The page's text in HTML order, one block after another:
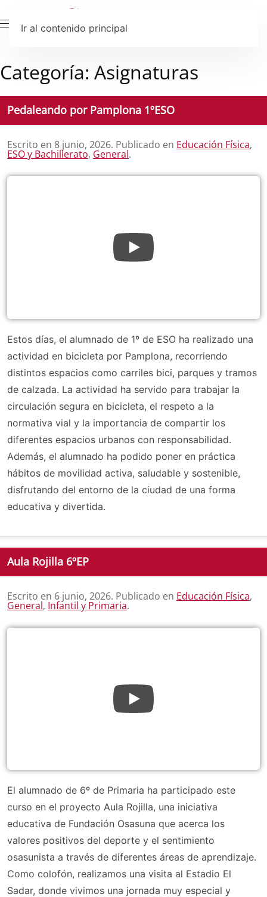
Ir al contenido principal
Categoría: Asignaturas
Pedaleando por Pamplona 1ºESO
Escrito en 8 junio, 2026. Publicado en Educación Física,
ESO y Bachillerato, General.
Estos días, el alumnado de 1º de ESO ha realizado una
actividad en bicicleta por Pamplona, recorriendo
distintos espacios como carriles bici, parques y tramos
de calzada. La actividad ha servido para trabajar la
circulación segura en bicicleta, el respeto a la
normativa vial y la importancia de compartir los
diferentes espacios urbanos con responsabilidad.
Además, el alumnado ha podido poner en práctica
hábitos de movilidad activa, saludable y sostenible,
disfrutando del entorno de la ciudad de una forma
educativa y divertida.
Aula Rojilla 6ºEP
Escrito en 6 junio, 2026. Publicado en Educación Física,
General, Infantil y Primaria.
El alumnado de 6º de Primaria ha participado este
curso en el proyecto Aula Rojilla, una iniciativa
educativa de Fundación Osasuna que acerca los
valores positivos del deporte y el sentimiento
osasunista a través de diferentes áreas de aprendizaje.
Como colofón, realizamos una visita al Estadio El
Sadar, donde vivimos una jornada muy especial y